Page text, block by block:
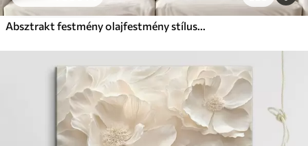
Absztrakt festmény olajfestmény stílusban